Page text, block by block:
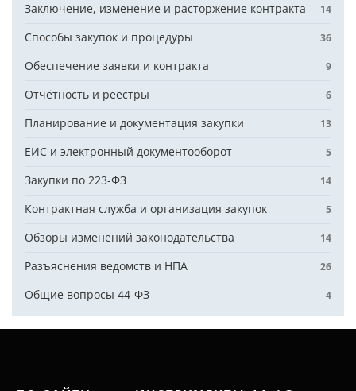
Заключение, изменение и расторжение контракта 14
Способы закупок и процедуры 36
Обеспечение заявки и контракта 9
Отчётность и реестры 6
Планирование и документация закупки 13
ЕИС и электронный документооборот 5
Закупки по 223-ФЗ 14
Контрактная служба и организация закупок 5
Обзоры изменений законодательства 14
Разъяснения ведомств и НПА 26
Общие вопросы 44-ФЗ 4